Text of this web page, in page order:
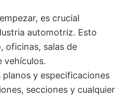
es crucial
automotriz. Esto
oficinas, salas de
vehículos.
y especificaciones
secciones y cualquier